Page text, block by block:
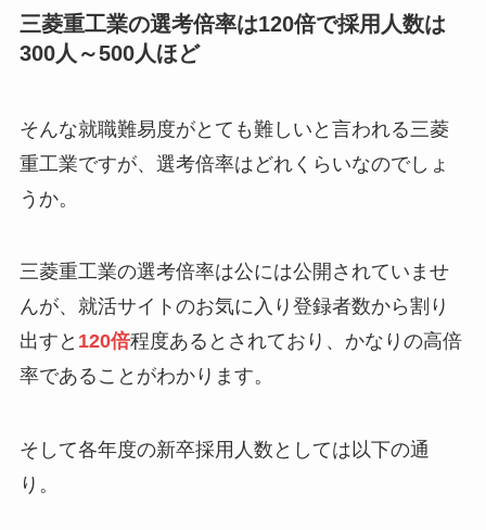
三菱重工業の選考倍率は120倍で採用人数は
300人～500人ほど
そんな就職難易度がとても難しいと言われる三菱
重工業ですが、選考倍率はどれくらいなのでしょ
うか。
三菱重工業の選考倍率は公には公開されていませ
んが、就活サイトのお気に入り登録者数から割り
出すと 120倍程度あるとされており、かなりの高倍
率であることがわかります。
そして各年度の新卒採用人数としては以下の通
り。